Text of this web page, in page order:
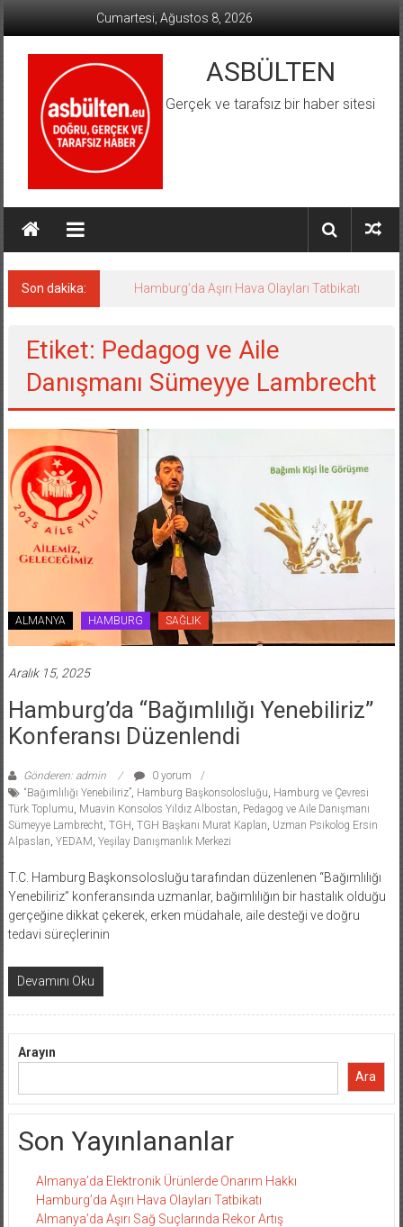
Cumartesi, Ağustos 8, 2026
ASBÜLTEN
Gerçek ve tarafsız bir haber sitesi
Son dakika: Hamburg’da Aşırı Hava Olayları Tatbikatı
Etiket: Pedagog ve Aile
Danışmanı Sümeyye Lambrecht
ALMANYA HAMBURG SAĞLIK
Aralık 15, 2025
Hamburg’da “Bağımlılığı Yenebiliriz”
Konferansı Düzenlendi
Gönderen: admin
0 yorum
“Bağımlılığı Yenebiliriz”, Hamburg Başkonsolosluğu Hamburg ve Çevresi
Türk Toplumu Muavin Konsolos Yıldız Albostan Pedagog ve Aile Danışmanı
Sümeyye Lambrecht TGH TGH Başkanı Murat Kaplan Uzman Psikolog Ersin
Alpaslan YEDAM Yeşilay Danışmanlık Merkezi
T.C. Hamburg Başkonsolosluğu tarafından düzenlenen “Bağımlılığı
Yenebiliriz” konferansında uzmanlar, bağımlılığın bir hastalık olduğu
gerçeğine dikkat çekerek, erken müdahale, aile desteği ve doğru
tedavi süreçlerinin
Devamını Oku
Arayın
Ara
Son Yayınlananlar
Almanya’da Elektronik Ürünlerde Onarım Hakkı
Hamburg’da Aşırı Hava Olayları Tatbikatı
Almanya’da Aşırı Sağ Suçlarında Rekor Artış